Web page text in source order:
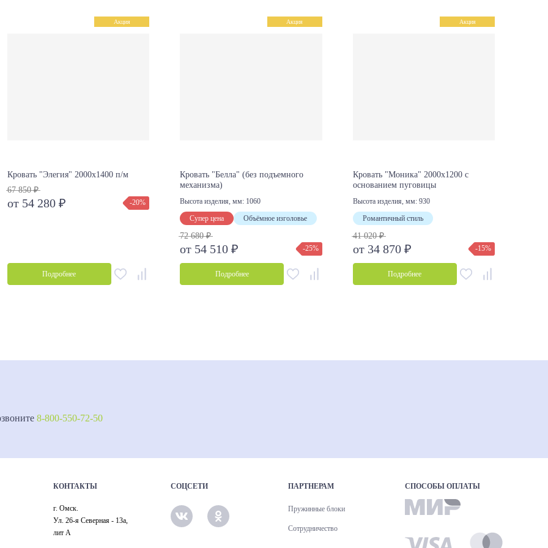
Акция
Кровать "Элегия" 2000х1400 п/м
67 850 ₽
от 54 280 ₽ -20%
Подробнее
Акция
Кровать "Белла" (без подъемного
механизма)
Высота изделия, мм: 1060
Супер цена
Объёмное изголовье
72 680 ₽
от 54 510 ₽ -25%
Подробнее
Акция
Кровать "Моника" 2000х1200 с
основанием пуговицы
Высота изделия, мм: 930
Романтичный стиль
41 020 ₽
от 34 870 ₽ -15%
Подробнее
8-800-550-72-50
КОНТАКТЫ
г. Омск.
Ул. 26-я Северная - 13а,
лит А
СОЦСЕТИ ПАРТНЕРАМ
Пружинные блоки
Сотрудничество
СПОСОБЫ ОПЛАТЫ